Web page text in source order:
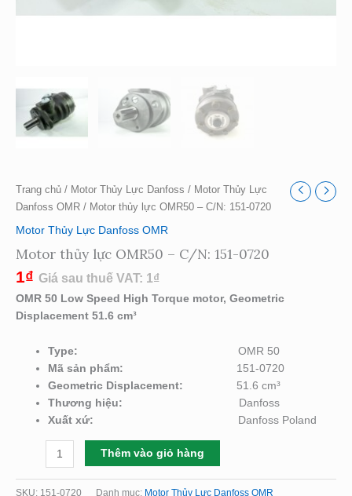
Trang chủ / Motor Thủy Lực Danfoss / Motor Thủy Lực
Danfoss OMR / Motor thủy lực OMR50 – C/N: 151-0720
Motor Thủy Lực Danfoss OMR
Motor thủy lực OMR50 – C/N: 151-0720
1₫ Giá sau thuế VAT: 1₫
OMR 50 Low Speed High Torque motor, Geometric
Displacement 51.6 cm³
Type:OMR 50
Mã sản phẩm: 151-0720
Geometric Displacement:
51.6 cm³
Thương hiệu:
Danfoss
Xuất xứ:
Danfoss Poland
Thêm vào giỏ hàng
SKU: 151-0720 Danh mục: Motor Thủy Lực Danfoss OMR